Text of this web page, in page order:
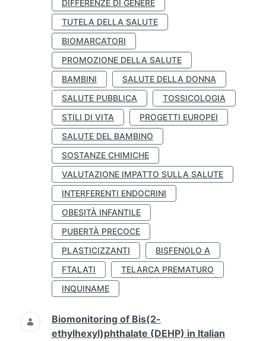
DIFFERENZE DI GENERE
TUTELA DELLA SALUTE
BIOMARCATORI
PROMOZIONE DELLA SALUTE
BAMBINI
SALUTE DELLA DONNA
SALUTE PUBBLICA
TOSSICOLOGIA
STILI DI VITA
PROGETTI EUROPEI
SALUTE DEL BAMBINO
SOSTANZE CHIMICHE
VALUTAZIONE IMPATTO SULLA SALUTE
INTERFERENTI ENDOCRINI
OBESITÀ INFANTILE
PUBERTÀ PRECOCE
PLASTICIZZANTI
BISFENOLO A
FTALATI
TELARCA PREMATURO
INQUINAME
Biomonitoring of Bis(2-
ethylhexyl)phthalate (DEHP) in Italian